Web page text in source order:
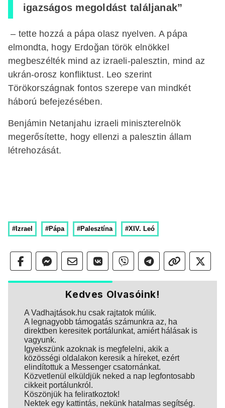
igazságos megoldást találjanak”
– tette hozzá a pápa olasz nyelven. A pápa
elmondta, hogy Erdoğan török elnökkel
megbeszélték mind az izraeli-palesztin, mind az
ukrán-orosz konfliktust. Leo szerint
Törökországnak fontos szerepe van mindkét
háború befejezésében.
Benjámin Netanjahu izraeli miniszterelnök
megerősítette, hogy ellenzi a palesztin állam
létrehozását.
#Izrael #Pápa #Palesztína #XIV. Leó
Kedves Olvasóink!
A Vadhajtások.hu csak rajtatok múlik.
A legnagyobb támogatás számunkra az, ha
direktben keresitek portálunkat, amiért hálásak is
vagyunk.
Igyekszünk azoknak is megfelelni, akik a
közösségi oldalakon keresik a híreket, ezért
elindítottuk a Messenger csatornánkat.
Közvetlenül elküldjük neked a nap legfontosabb
cikkeit portálunkról.
Köszönjük ha feliratkoztok!
Nektek egy kattintás, nekünk hatalmas segítség.